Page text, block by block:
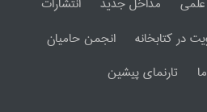
در کتابخانه
انجمن حامیان
تارنمای پیشین